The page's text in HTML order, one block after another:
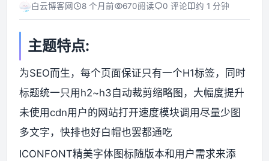
软件仓库
主题插件
技术分享
值得一看
白云博客网 8 个月前 670阅读 0 评论 约 1 分钟
主题特点:
为SEO而生，每个页面保证只有一个H1标签，同时
标题统一只用h2~h3自动裁剪缩略图，大幅度提升
未使用cdn用户的网站打开速度模块调用尽量少图
多文字，快排也好白帽也罢都通吃
ICONFONT精美字体图标随版本和用户需求来添